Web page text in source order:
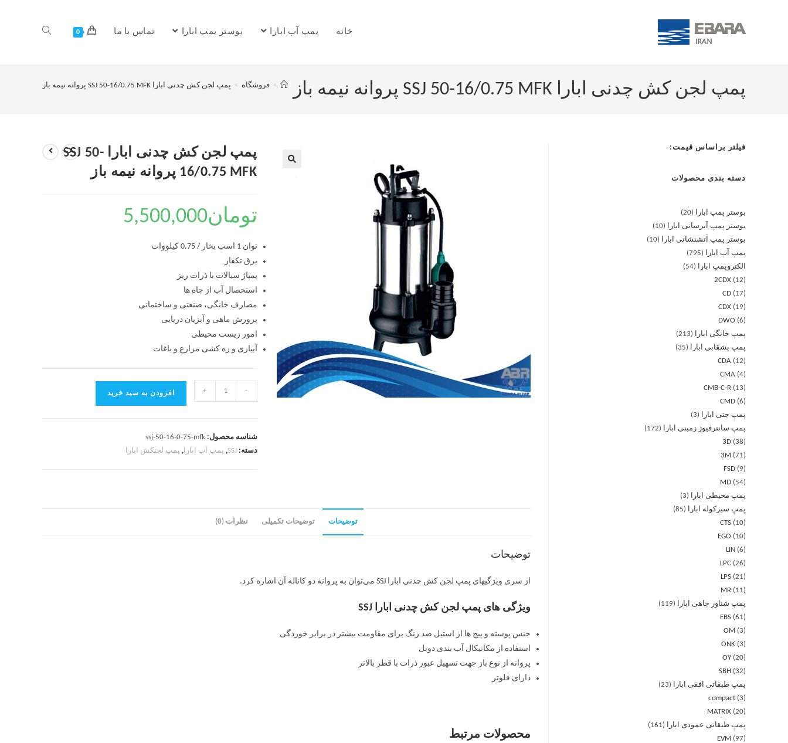
خانه پمپ آب ابارا بوستر پمپ ابارا تماس با ما 0
پمپ لجن کش چدنی ابارا SSJ 50-16/0.75 MFK پروانه نیمه باز > فروشگاه > پمپ لجن کش چدنی ابارا SSJ 50-16/0.75 MFK پروانه نیمه باز
پمپ لجن کش چدنی ابارا SSJ 50-
16/0.75 MFK پروانه نیمه باز
تومان5,500,000
توان 1 اسب بخار / 0.75 کیلووات
برق تکفاز
پمپاژ سیالات با ذرات ریز
استحصال آب از چاه ها
مصارف خانگی، صنعتی و ساختمانی
پرورش ماهی و آبزیان دریایی
امور زیست محیطی
آبیاری و زه کشی مزارع و باغات
-
+ افزودن به سبد خرید
شناسه محصول:ssj-50-16-0-75-mfk
دسته:SSJ
, پمپ آب ابارا, پمپ لجنکش ابارا
توضیحات توضیحات تکمیلی نظرات (0)
توضیحات
از سری ویژگیهای پمپ لجن کش چدنی ابارا SSJ می‌توان به پروانه دو کاناله آن اشاره کرد.
ویژگی های پمپ لجن کش چدنی ابارا SSJ
جنس پوسته و پیچ ها از استیل ضد زنگ برای مقاومت بیشتر در برابر خوردگی
استفاده از مکانیکال آب بندی دوبل
پروانه از نوع باز جهت تسهیل عبور ذرات با قطر بالاتر
دارای فلوتر
محصولات مرتبط
فیلتر براساس قیمت:
دسته بندی محصولات
بوستر پمپ ابارا
20
بوستر پمپ آبرسانی ابارا
10
بوستر پمپ آتشنشانی ابارا
10
پمپ آب ابارا
795
الکتروپمپ ابارا
54
2CDX
12
CD
17
CDX
19
DWO
6
پمپ خانگی ابارا
213
پمپ بشقابی ابارا
35
CDA
12
CMA 4
CMB-C-R
13
CMD 6
پمپ جتی ابارا
3
پمپ سانترفیوژ زمینی ابارا
172
3D 38
3M
71
FSD
9
MD
54
پمپ محیطی ابارا
3
پمپ سیرکوله ابارا
85
CTS
10
EGO
10
LIN 6
LPC 26
LPS 21
MR
11
پمپ شناور چاهی ابارا
119
EBS 61
OM
3
ONK 3
OY 20
SBH 32
پمپ طبقاتی افقی ابارا
23
compact 3
MATRIX 20
پمپ طبقاتی عمودی ابارا
161
EVM
97